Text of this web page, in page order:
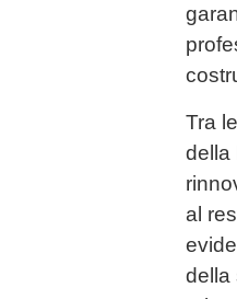
Tra
della
al
della